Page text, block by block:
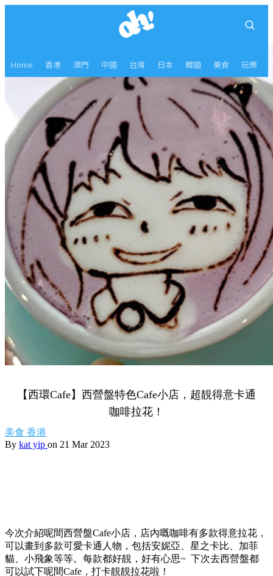
Home 香港 澳門 中國 台灣 日本 韓國 美食 玩樂
【西環Cafe】西營盤特色Cafe小店，超靚得意卡通
咖啡拉花！
美食 香港
By kat yip on 21 Mar 2023
今次介紹呢間西營盤Cafe小店，店內嘅咖啡有多款得意拉花，
可以畫到多款可愛卡通人物，包括安妮亞、星之卡比、加菲
貓、小飛象等等。每款都好靚，好有心思~ 下次去西營盤都
可以試下呢間Cafe，打卡靚靚拉花啦！